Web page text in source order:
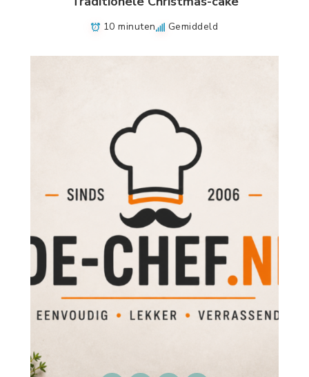
10 minuten Gemiddeld